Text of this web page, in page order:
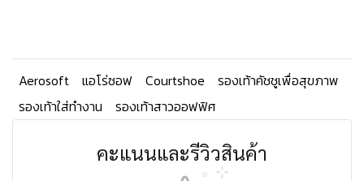
Aerosoft แอโร่ซอฟ Courtshoe
รองเท้าคัชชูเพื่อสุขภาพ
รองเท้าใส่ทำงาน
รองเท้าสาวออฟฟิศ
คะแนนและรีวิวสินค้า